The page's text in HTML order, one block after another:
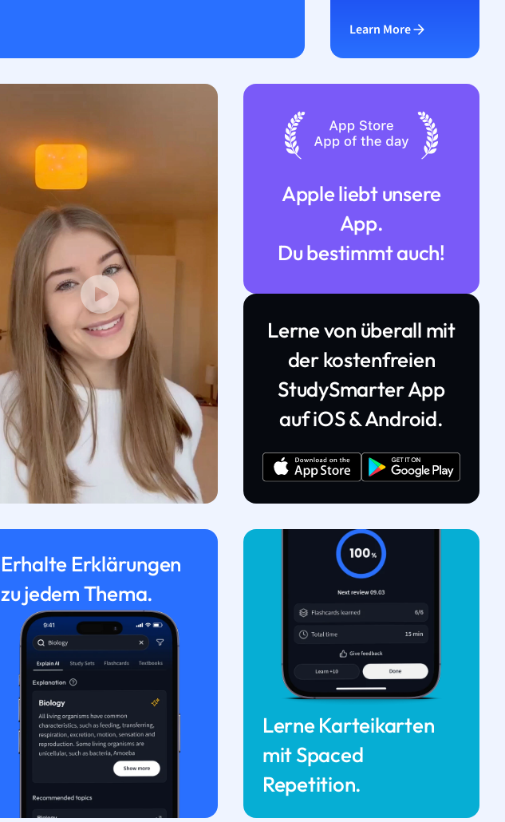
Learn More
Apple liebt unsere
App.
Du bestimmt auch!
Lerne von überall mit
der kostenfreien
StudySmarter App
auf iOS & Android.
Erhalte Erklärungen
zu jedem Thema.
Lerne Karteikarten
mit Spaced
Repetition.